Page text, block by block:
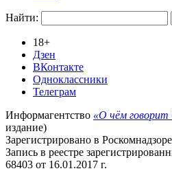
Найти:
18+
Дзен
ВКонтакте
Одноклассники
Телеграм
Информагентство «О чём говорит
издание)
Зарегистрировано в Роскомнадзоре
Запись в реестре
68403 от 16.01.2017 г.